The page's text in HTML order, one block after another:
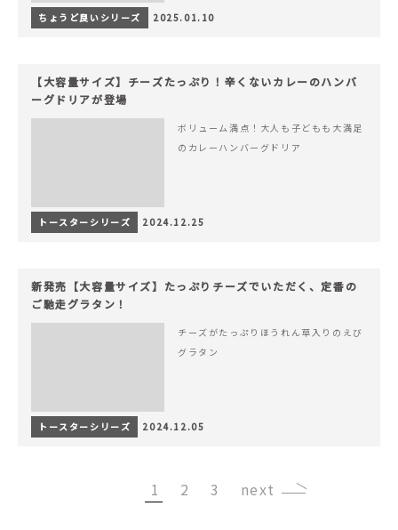
ちょうど良いシリーズ 2025.01.10
【大容量サイズ】チーズたっぷり！辛くないカレーのハンバ
ーグドリアが登場
ボリューム満点！大人も子どもも大満足
のカレーハンバーグドリア
トースターシリーズ 2024.12.25
新発売【大容量サイズ】たっぷりチーズでいただく、定番の
ご馳走グラタン！
チーズがたっぷりほうれん草入りのえび
グラタン
トースターシリーズ 2024.12.05
1 2 3 ›